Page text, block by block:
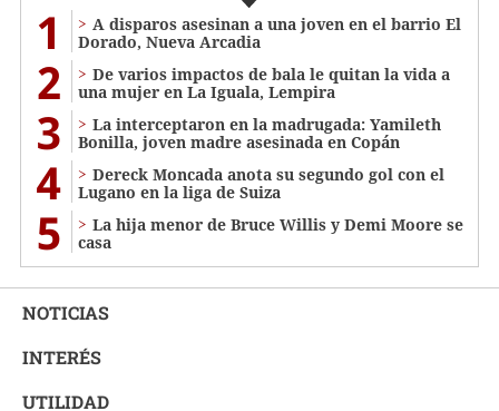
1
A disparos asesinan a una joven en el barrio El
Dorado, Nueva Arcadia
2
De varios impactos de bala le quitan la vida a
una mujer en La Iguala, Lempira
3
La interceptaron en la madrugada: Yamileth
Bonilla, joven madre asesinada en Copán
4
Dereck Moncada anota su segundo gol con el
Lugano en la liga de Suiza
5
La hija menor de Bruce Willis y Demi Moore se
casa
NOTICIAS
INTERÉS
UTILIDAD